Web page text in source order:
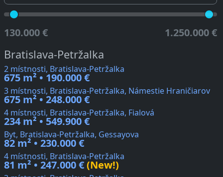
130.000 € 1.250.000 €
Bratislava-Petržalka
2 místnosti, Bratislava-Petržalka
675 m² • 190.000 €
3 místnosti, Bratislava-Petržalka, Námestie Hraničiarov
675 m² • 248.000 €
4 místnosti, Bratislava-Petržalka, Fialová
234 m² • 549.900 €
Byt, Bratislava-Petržalka, Gessayova
82 m² • 230.000 €
4 místnosti, Bratislava-Petržalka
81 m² • 247.000 €(New!)